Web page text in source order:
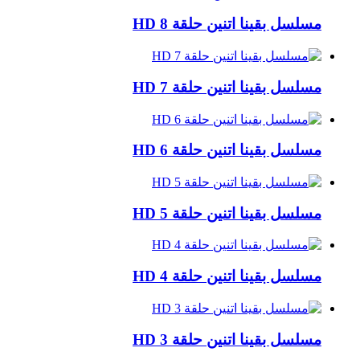
مسلسل بقينا اتنين حلقة 8 HD
مسلسل بقينا اتنين حلقة 7 HD
مسلسل بقينا اتنين حلقة 6 HD
مسلسل بقينا اتنين حلقة 5 HD
مسلسل بقينا اتنين حلقة 4 HD
مسلسل بقينا اتنين حلقة 3 HD